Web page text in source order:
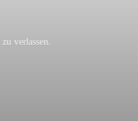
zu verlassen.